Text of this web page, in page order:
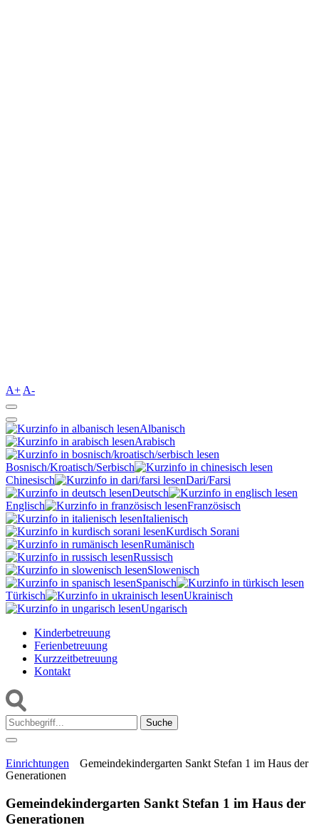
A+ A-
Albanisch
Arabisch
Bosnisch/Kroatisch/Serbisch
Chinesisch
Dari/Farsi
Deutsch
Englisch
Französisch
Italienisch
Kurdisch Sorani‎
Rumänisch
Russisch
Slowenisch
Spanisch
Türkisch
Ukrainisch
Ungarisch
Kinderbetreuung
Ferienbetreuung
Kurzzeitbetreuung
Kontakt
Suche:
Einrichtungen
Gemeindekindergarten Sankt Stefan 1 im Haus der
Generationen
Gemeindekindergarten Sankt Stefan 1 im Haus der
Generationen